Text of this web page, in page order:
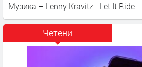
Музика – Lenny Kravitz - Let It Ride
Четени